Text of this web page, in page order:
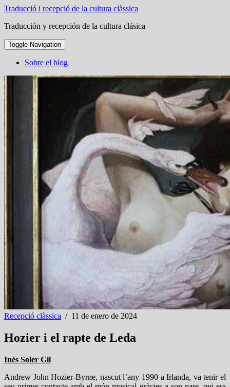
Traducció i recepció de la cultura clàssica
Traducción y recepción de la cultura clásica
Toggle Navigation
Sobre el blog
Recepció clàssica / 11 de enero de 2024
Hozier i el rapte de Leda
Inés Soler Gil
Andrew John Hozier-Byrne, nascut l’any 1990 a Irlanda, va tenir el